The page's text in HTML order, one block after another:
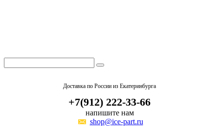
Доставка по России из Екатеринбурга
+7(912) 222-33-66
напишите нам
shop@ice-part.ru